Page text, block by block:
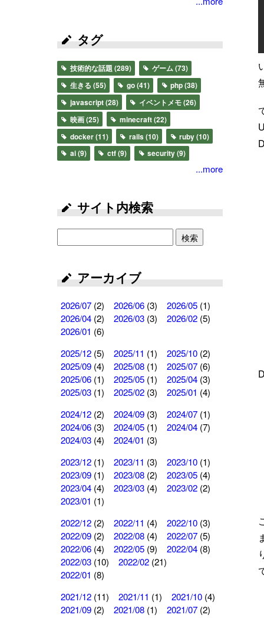
タグ
技術的な話題(289) ゲーム(73)
生きる (55) go(41) php(38)
javascript(28) イベントメモ(26)
映画(25) minecraft(22)
docker(11) rails (10) ruby(10)
ai(9) ctf(9) security(9)
...more
サイト内検索
検索
アーカイブ
2026/07 (2) 2026/06 (3) 2026/05 (1)
2026/04 (2) 2026/03 (3) 2026/02 (5)
2026/01 (6)
2025/12 (5) 2025/11 (1) 2025/10 (2)
2025/09 (4) 2025/08 (1) 2025/07 (6)
2025/06 (1) 2025/05 (1) 2025/04 (3)
2025/03 (1) 2025/02 (3) 2025/01 (4)
2024/12 (2) 2024/09 (3) 2024/07 (1)
2024/06 (3) 2024/05 (1) 2024/04 (7)
2024/03 (4) 2024/01 (3)
2023/12 (1) 2023/11 (3) 2023/10 (1)
2023/09 (1) 2023/08 (2) 2023/05 (4)
2023/04 (4) 2023/03 (4) 2023/02 (2)
2023/01 (1)
2022/12 (2) 2022/11 (4) 2022/10 (3)
2022/09 (2) 2022/08 (4) 2022/07 (5)
2022/06 (4) 2022/05 (9) 2022/04 (8)
2022/03 (10) 2022/02 (21)
2022/01 (8)
2021/12 (11) 2021/11 (1) 2021/10 (4)
2021/09 (2) 2021/08 (1) 2021/07 (2)